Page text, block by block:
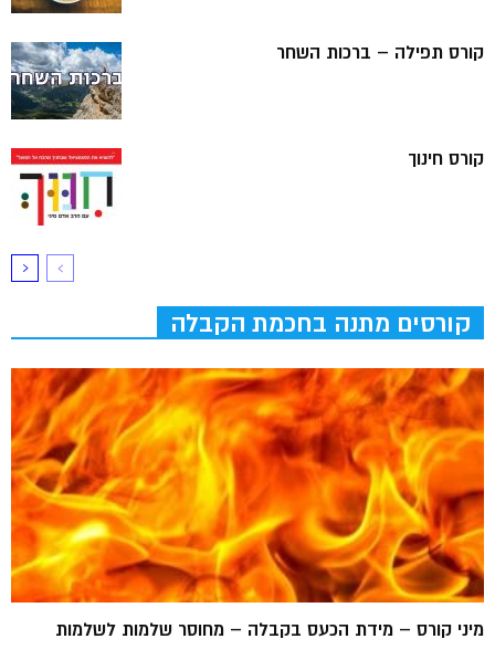
קורס תפילה – ברכות השחר
קורס חינוך
קורסים מתנה בחכמת הקבלה
מיני קורס – מידת הכעס בקבלה – מחוסר שלמות לשלמות